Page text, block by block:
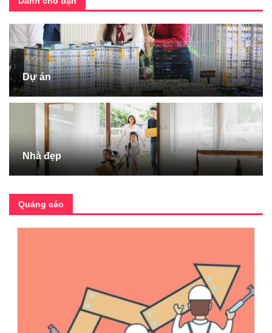
Dự án
Nhà đẹp
Quảng cáo